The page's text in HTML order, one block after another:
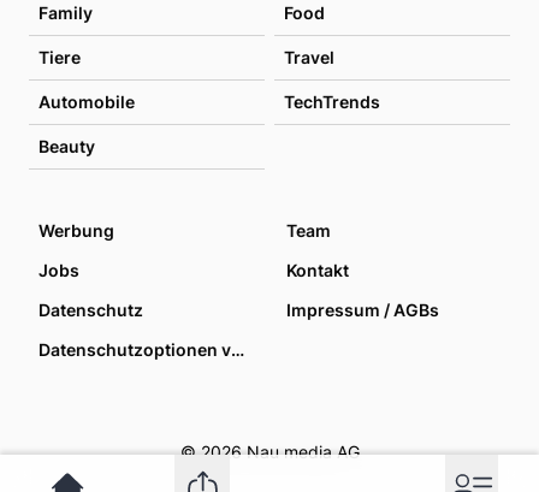
Family Food
Tiere Travel
Automobile TechTrends
Beauty
Werbung
Team
Jobs
Kontakt
Datenschutz
Impressum / AGBs
Datenschutzoptionen verwalten
© 2026 Nau media AG